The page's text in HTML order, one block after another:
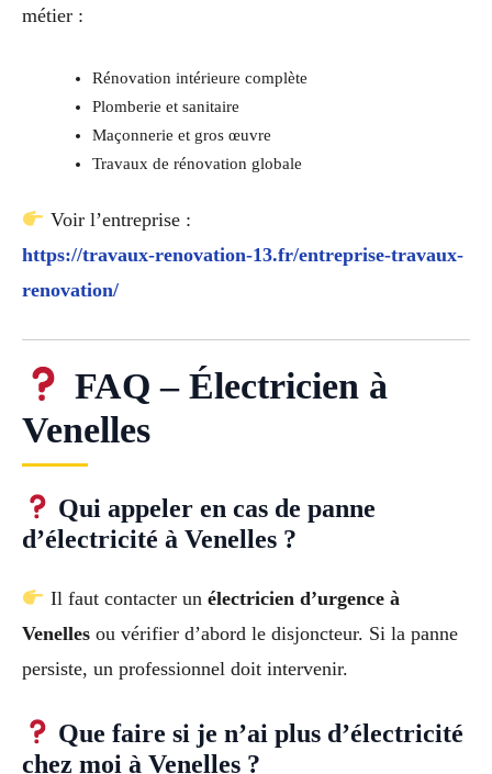
métier :
Rénovation intérieure complète
Plomberie et sanitaire
Maçonnerie et gros œuvre
Travaux de rénovation globale
Voir l’entreprise :
https://travaux-renovation-13.fr/entreprise-travaux-
renovation/
FAQ – Électricien à
Venelles
Qui appeler en cas de panne
d’électricité à Venelles ?
Il faut contacter un électricien d’urgence à
Venelles ou vérifier d’abord le disjoncteur. Si la panne
persiste, un professionnel doit intervenir.
Que faire si je n’ai plus d’électricité
chez moi à Venelles ?